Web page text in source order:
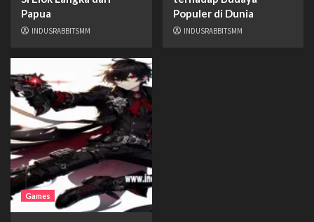
Papua
INDUSRABBITSMM
Populer di Dunia
INDUSRABBITSMM
Games